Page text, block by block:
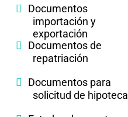
Documentos
importación y
exportación
Documentos de
repatriación
Documentos para
solicitud de hipoteca